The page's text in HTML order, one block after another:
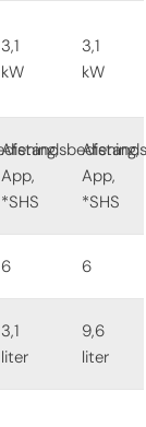
3,1
kW
3,1
kW
Afstandsbediening,
App,
*SHS
App,
*SHS
6 6
3,1
liter
9,6
liter